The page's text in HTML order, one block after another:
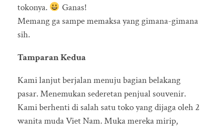
tokonya.
Ganas!
Memang ga sampe memaksa yang gimana-gimana
sih.
Tamparan Kedua
Kami lanjut berjalan menuju bagian belakang
pasar. Menemukan sederetan penjual souvenir.
Kami berhenti di salah satu toko yang dijaga oleh 2
wanita muda Viet Nam. Muka mereka mirip,